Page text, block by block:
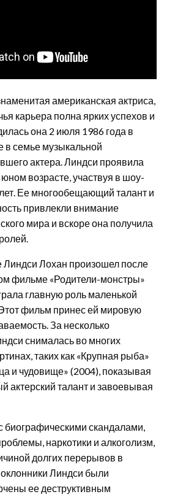
американская актриса,
карьера полна ярких успехов и
она 2 июля 1986 года в
в семье музыкальной
актера. Линдси проявила
возрасте, участвуя в шоу-
Ее многообещающий талант и
привлекли внимание
мира и вскоре она получила
Линдси Лохан произошел после
фильме «Родители-монстры»
главную роль маленькой
фильм принес ей мировую
За несколько
снималась во многих
таких как «Крупная рыба»
и чудовище» (2004), показывая
актерский талант и завоевывая
биографическими скандалами,
наркотики и алкоголизм,
долгих перерывов в
Линдси были
ее деструктивным